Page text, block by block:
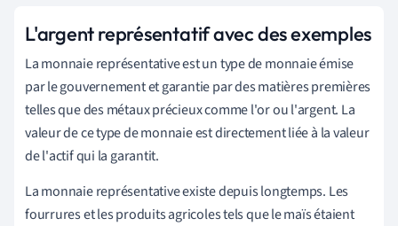
L'argent représentatif avec des exemples
La monnaie représentative est un type de monnaie émise
par le gouvernement et garantie par des matières premières
telles que des métaux précieux comme l'or ou l'argent. La
valeur de ce type de monnaie est directement liée à la valeur
de l'actif qui la garantit.
La monnaie représentative existe depuis longtemps. Les
fourrures et les produits agricoles tels que le maïs étaient